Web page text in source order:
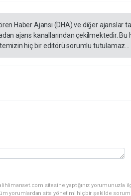
Haber Ajansı (DHA) ve diğer ajanslar
ajans kanallarından çekilmektedir. Bu
hiç bir editörü sorumlu tutulamaz...
sitesine yaptığınız yorumunuzla
yorumlardan site yönetimi hiçbir şekilde